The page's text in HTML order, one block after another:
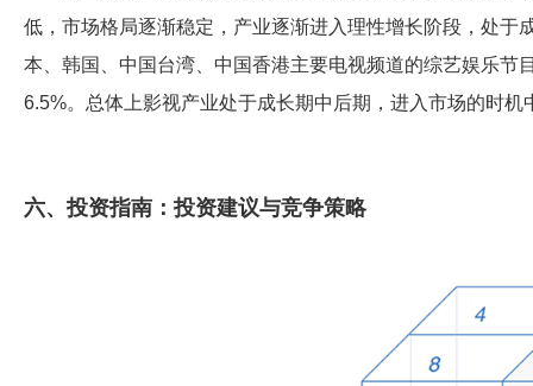
低，市场格局逐渐稳定，产业逐渐进入理性增长阶段，处
本、韩国、中国台湾、中国香港主要电视频道的综艺娱乐
6.5%。总体上影视产业处于成长期中后期，进入市场的时机
六、投资指南：投资建议与竞争策略